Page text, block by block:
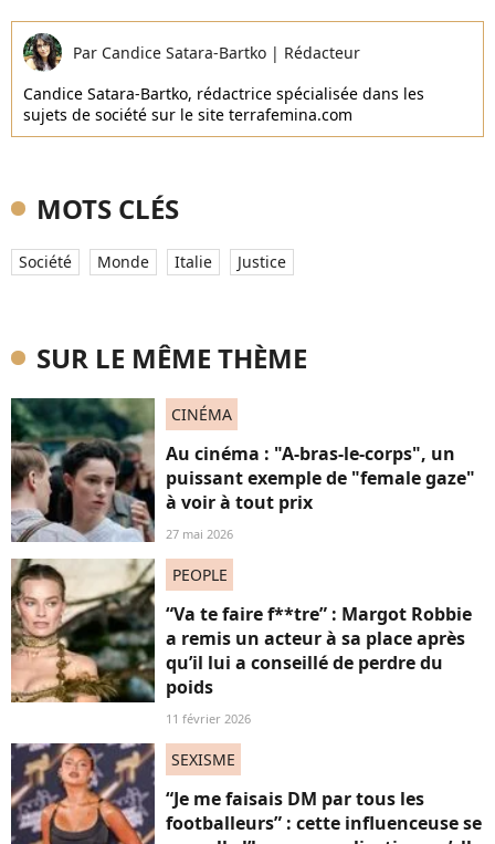
Par Candice Satara-Bartko | Rédacteur
Candice Satara-Bartko, rédactrice spécialisée dans les
sujets de société sur le site terrafemina.com
MOTS CLÉS
Société Monde Italie Justice
SUR LE MÊME THÈME
CINÉMA
Au cinéma : "A-bras-le-corps", un
puissant exemple de "female gaze"
à voir à tout prix
27 mai 2026
PEOPLE
“Va te faire f**tre” : Margot Robbie
a remis un acteur à sa place après
qu’il lui a conseillé de perdre du
poids
11 février 2026
SEXISME
“Je me faisais DM par tous les
footballeurs” : cette influenceuse se